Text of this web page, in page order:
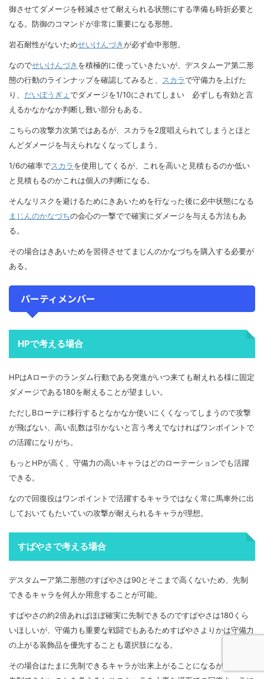
御させてダメージを軽減させて耐えられる状態にする準備も時折必要と
なる。防御のコマンドが非常に重要になる形態。
岩石耐性がないためせいけんづきが必ず命中形態。
なのでせいけんづき を積極的に使っていきたいが、デスタムーア第二形
態の行動のラインナップを確認してみると、
スカラで守備力を上げた
り、 だいぼうぎょでダメージを1/10にされてしまい 必ずしも有効と言
えるかなかなか判断し難い部分もある。
こちらの攻撃力次第ではあるが、スカラを2度唱えられてしまうとほと
んどダメージを与えられなくなってしまう。
1/6の確率でスカラを使用してくるが、これを高いと見積もるのか低い
と見積もるのかこれは個人の判断になる。
そんなリスクを避けるためにきあいためを行なった後に必中状態になる
まじんのかなづちの会心の一撃でで確実にダメージを与える方法もあ
る。
その場合はきあいためを習得させてまじんのかなづちを購入する必要が
ある。
パーティメンバー
HPで考える場合
HPはAローテのランダム行動である突進がいつ来ても耐えれる様に固定
ダメージである180を耐えることが望ましい。
ただしBローテに移行するとなかなか使いにくくなってしまうので攻撃
が飛ばない、高い乱数は引かないと言う考えでなければワンポイントで
の活躍になりがち。
もっとHPが高く、守備力の高いキャラはどのローテーションでも活躍
できる。
なので回復役はワンポイントで活躍するキャラではなく常に馬車外に出
しておいてもたいていの攻撃が耐えられるキャラが理想。
すばやさで考える場合
デスタムーア第二形態のすばやさは90とそこまで高くないため、先制
できるキャラを何人か用意することが可能。
すばやさの約2倍あればほぼ確実に先制できるのですばやさは180くら
いほしいが、守備力も重要な戦闘でもあるためすばやさよりかは守備力
の上がる装飾品を優先することも選択肢になる。
その場合はたまに先制できるキャラが出来上がることになるが、確実に